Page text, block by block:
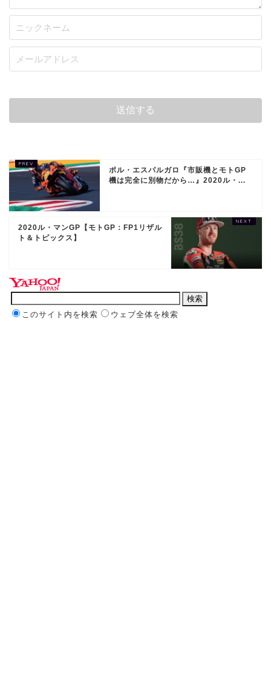
ポル・エスパルガロ『市販機とモトGP
機は完全に別物だから…』2020ル・...
2020ル・マンGP【モトGP：FP1リザル
ト＆トピックス】
このサイト内を検索 ウェブ全体を検索